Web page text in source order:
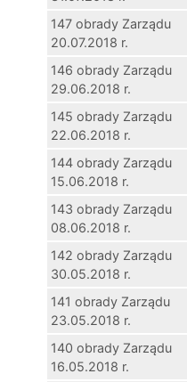
147 obrady Zarządu
20.07.2018 r.
146 obrady Zarządu
29.06.2018 r.
145 obrady Zarządu
22.06.2018 r.
144 obrady Zarządu
15.06.2018 r.
143 obrady Zarządu
08.06.2018 r.
142 obrady Zarządu
30.05.2018 r.
141 obrady Zarządu
23.05.2018 r.
140 obrady Zarządu
16.05.2018 r.